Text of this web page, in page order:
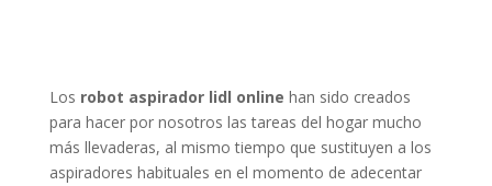
Los robot aspirador lidl online han sido creados
para hacer por nosotros las tareas del hogar mucho
más llevaderas, al mismo tiempo que sustituyen a los
aspiradores habituales en el momento de adecentar